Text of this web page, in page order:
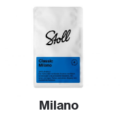
Milano